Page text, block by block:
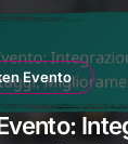
Evento